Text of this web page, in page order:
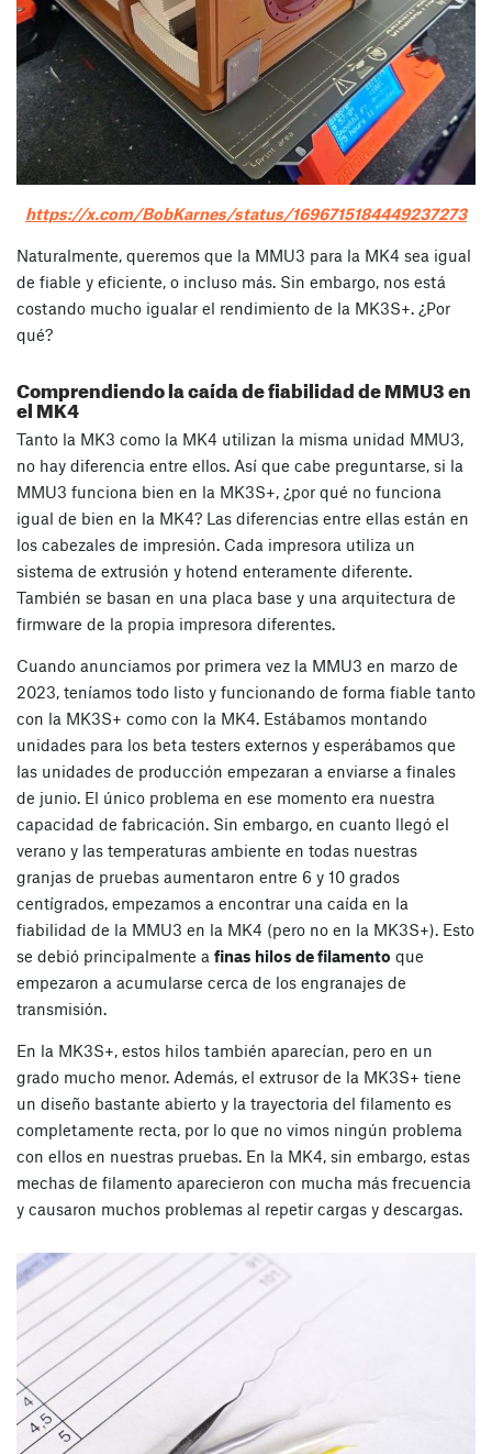
https://x.com/BobKarnes/status/1696715184449237273
Naturalmente, queremos que la MMU3 para la MK4 sea igual
de fiable y eficiente, o incluso más. Sin embargo, nos está
costando mucho igualar el rendimiento de la MK3S+. ¿Por
qué?
Comprendiendo la caída de fiabilidad de MMU3 en
el MK4
Tanto la MK3 como la MK4 utilizan la misma unidad MMU3,
no hay diferencia entre ellos. Así que cabe preguntarse, si la
MMU3 funciona bien en la MK3S+, ¿por qué no funciona
igual de bien en la MK4? Las diferencias entre ellas están en
los cabezales de impresión. Cada impresora utiliza un
sistema de extrusión y hotend enteramente diferente.
También se basan en una placa base y una arquitectura de
firmware de la propia impresora diferentes.
Cuando anunciamos por primera vez la MMU3 en marzo de
2023, teníamos todo listo y funcionando de forma fiable tanto
con la MK3S+ como con la MK4. Estábamos montando
unidades para los beta testers externos y esperábamos que
las unidades de producción empezaran a enviarse a finales
de junio. El único problema en ese momento era nuestra
capacidad de fabricación. Sin embargo, en cuanto llegó el
verano y las temperaturas ambiente en todas nuestras
granjas de pruebas aumentaron entre 6 y 10 grados
centígrados, empezamos a encontrar una caída en la
fiabilidad de la MMU3 en la MK4 (pero no en la MK3S+). Esto
se debió principalmente a finas hilos de filamento que
empezaron a acumularse cerca de los engranajes de
transmisión.
En la MK3S+, estos hilos también aparecían, pero en un
grado mucho menor. Además, el extrusor de la MK3S+ tiene
un diseño bastante abierto y la trayectoria del filamento es
completamente recta, por lo que no vimos ningún problema
con ellos en nuestras pruebas. En la MK4, sin embargo, estas
mechas de filamento aparecieron con mucha más frecuencia
y causaron muchos problemas al repetir cargas y descargas.